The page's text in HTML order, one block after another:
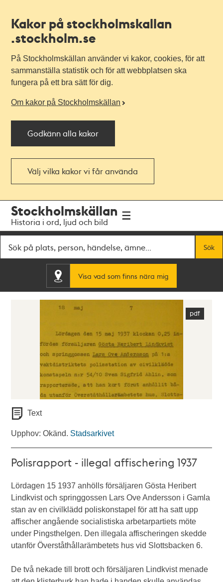
Kakor på stockholmskallan
.stockholm.se
På Stockholmskällan använder vi kakor, cookies, för att
sammanställa statistik och för att webbplatsen ska
fungera på ett bra sätt för dig.
Om kakor på Stockholmskällan
Godkänn alla kakor
Välj vilka kakor vi får använda
navigationen
huvudinnehållet
Stockholmskällan
Historia i ord, ljud och bild
Sök
Visa vad som finns nära mig
Text
Upphov: Okänd. Stadsarkivet
Polisrapport - illegal affischering 1937
Lördagen 15 1937 anhölls försäljaren Gösta Heribert
Lindkvist och springgossen Lars Ove Andersson i Gamla
stan av en civilklädd poliskonstapel för att ha satt upp
affischer angående socialistiska arbetarpartiets möte
under Pingsthelgen. Den illegala affischeringen skedde
utanför Överståthållarämbetets hus vid Slottsbacken 6.
De två nekade till brott och försäljaren Lindkvist menade